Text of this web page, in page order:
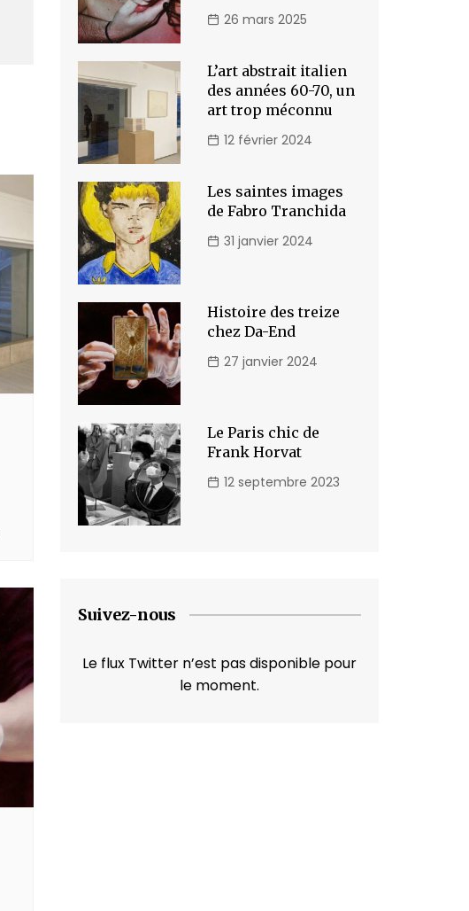
26 mars 2025
L’art abstrait italien
des années 60-70, un
art trop méconnu
12 février 2024
Les saintes images
de Fabro Tranchida
31 janvier 2024
Histoire des treize
chez Da-End
27 janvier 2024
Le Paris chic de
Frank Horvat
12 septembre 2023
Suivez-nous
Le flux Twitter n’est pas disponible pour
le moment.